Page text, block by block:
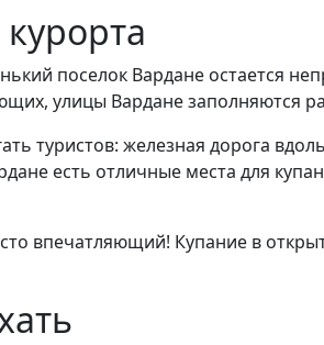
поселок Вардане остается
улицы Вардане заполняются
туристов: железная дорога
есть отличные места для
впечатляющий! Купание в